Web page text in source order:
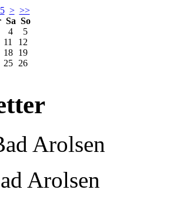
> >>
Sa So
4
5
11
12
18 19
25 26
Arolsen
Arolsen